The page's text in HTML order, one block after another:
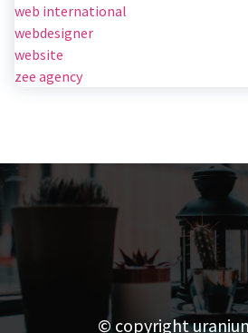
web international
webdesigner
website
zee agency
© copyright